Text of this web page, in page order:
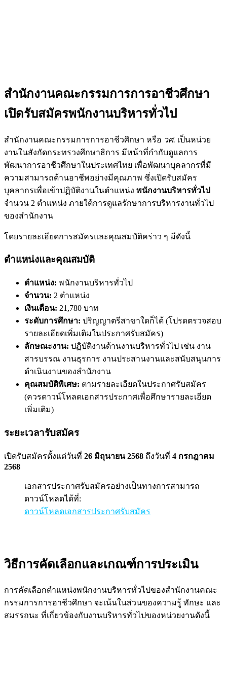
สำนักงานคณะกรรมการการอาชีวศึกษา
เปิดรับสมัครพนักงานบริหารทั่วไป
สำนักงานคณะกรรมการการอาชีวศึกษา หรือ วศ. เป็นหน่วย
งานในสังกัดกระทรวงศึกษาธิการ มีหน้าที่กำกับดูแลการ
พัฒนาการอาชีวศึกษาในประเทศไทย เพื่อพัฒนาบุคลากรที่มี
ความสามารถด้านอาชีพอย่างมีคุณภาพ ซึ่งเปิดรับสมัคร
บุคลากรเพื่อเข้าปฏิบัติงานในตำแหน่ง พนักงานบริหารทั่วไป
จำนวน 2 ตำแหน่ง ภายใต้การดูแลรักษาการบริหารงานทั่วไป
ของสำนักงาน
โดยรายละเอียดการสมัครและคุณสมบัติคร่าว ๆ มีดังนี้
ตำแหน่งและคุณสมบัติ
ตำแหน่ง: พนักงานบริหารทั่วไป
จำนวน: 2 ตำแหน่ง
เงินเดือน: 21,780 บาท
ระดับการศึกษา: ปริญญาตรีสาขาใดก็ได้ (โปรดตรวจสอบ
รายละเอียดเพิ่มเติมในประกาศรับสมัคร)
ลักษณะงาน: ปฏิบัติงานด้านงานบริหารทั่วไป เช่น งาน
สารบรรณ งานธุรการ งานประสานงานและสนับสนุนการ
ดำเนินงานของสำนักงาน
คุณสมบัติพิเศษ: ตามรายละเอียดในประกาศรับสมัคร
(ควรดาวน์โหลดเอกสารประกาศเพื่อศึกษารายละเอียด
เพิ่มเติม)
ระยะเวลารับสมัคร
เปิดรับสมัครตั้งแต่วันที่ 26 มิถุนายน 2568 ถึงวันที่ 4 กรกฎาคม
2568
เอกสารประกาศรับสมัครอย่างเป็นทางการสามารถ
ดาวน์โหลดได้ที่:
ดาวน์โหลดเอกสารประกาศรับสมัคร
วิธีการคัดเลือกและเกณฑ์การประเมิน
การคัดเลือกตำแหน่งพนักงานบริหารทั่วไปของสำนักงานคณะ
กรรมการการอาชีวศึกษา จะเน้นในส่วนของความรู้ ทักษะ และ
สมรรถนะ ที่เกี่ยวข้องกับงานบริหารทั่วไปของหน่วยงานดังนี้